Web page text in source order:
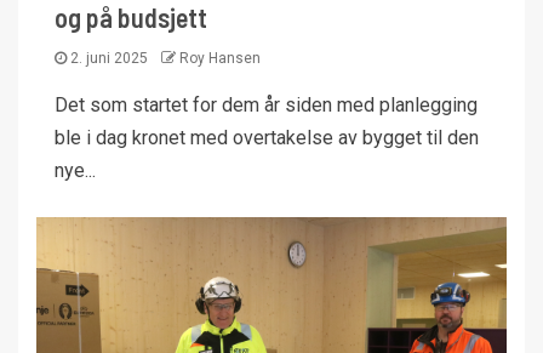
og på budsjett
2. juni 2025 Roy Hansen
Det som startet for dem år siden med planlegging
ble i dag kronet med overtakelse av bygget til den
nye...